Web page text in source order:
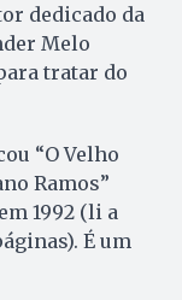
dedicado da
Melo
tratar do
“O Velho
Ramos”
1992 (li a
É um